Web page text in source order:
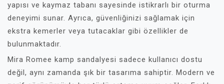
yapısı ve kaymaz tabanı sayesinde istikrarlı bir oturma
deneyimi sunar. Ayrıca, güvenliğinizi sağlamak için
ekstra kemerler veya tutacaklar gibi özellikler de
bulunmaktadır.
Mira Romee kamp sandalyesi sadece kullanıcı dostu
değil, aynı zamanda şık bir tasarıma sahiptir. Modern ve